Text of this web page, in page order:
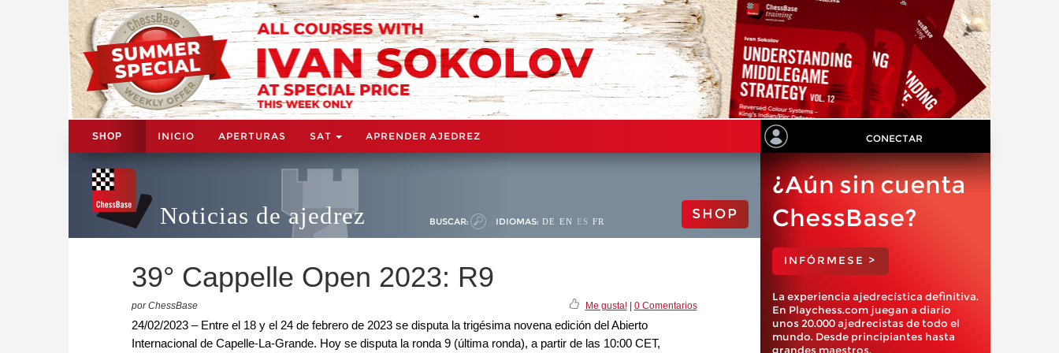
SHOP INICIO APERTURAS SAT APRENDER AJEDREZ CONECTAR
Noticias de ajedrez BUSCAR: IDIOMAS: DE EN ES FR SHOP
39° Cappelle Open 2023: R9
por ChessBase Me gusta!| 0 Comentarios
24/02/2023 – Entre el 18 y el 24 de febrero de 2023 se disputa la trigésima novena edición del Abierto
Internacional de Capelle-La-Grande. Hoy se disputa la ronda 9 (última ronda), a partir de las 10:00 CET,
¿Aún sin cuenta
ChessBase?
INFÓRMESE >
La experiencia ajedrecística definitiva.
En Playchess.com juegan a diario
unos 20.000 ajedrecistas de todo el
mundo. Desde principiantes hasta
grandes maestros.